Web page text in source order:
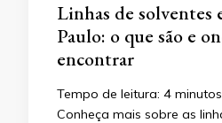
Linhas de solventes
Paulo: o que são e
encontrar
Tempo de leitura: 4 minutos
Conheça mais sobre as